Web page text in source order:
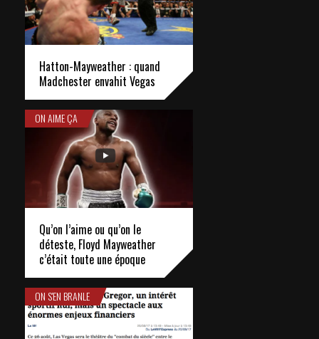
Hatton-Mayweather : quand
Madchester envahit Vegas
ON AIME ÇA
Qu’on l’aime ou qu’on le
déteste, Floyd Mayweather
c’était toute une époque
ON S'EN BRANLE